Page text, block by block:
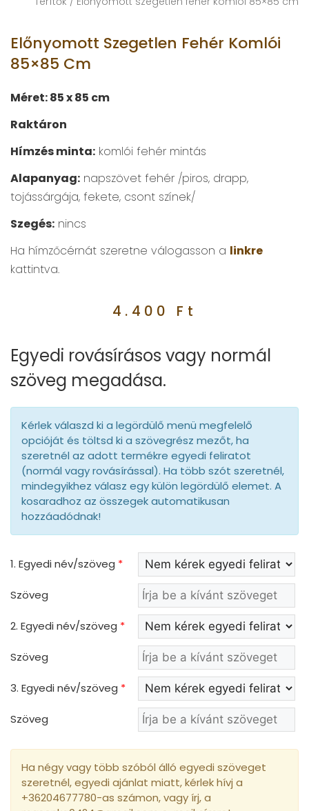
Előnyomott Szegetlen Fehér Komlói
85×85 Cm
Méret: 85 x 85 cm
Raktáron
Hímzés minta: komlói fehér mintás
Alapanyag: napszövet fehér /piros, drapp,
tojássárgája, fekete, csont színek/
Szegés: nincs
Ha hímzőcérnát szeretne válogasson a linkre
kattintva.
4.400 Ft
Egyedi rovásírásos vagy normál
szöveg megadása.
Kérlek válaszd ki a legördülő menü megfelelő
opcióját és töltsd ki a szövegrész mezőt, ha
szeretnél az adott termékre egyedi feliratot
(normál vagy rovásírással). Ha több szót szeretnél,
mindegyikhez válasz egy külön legördülő elemet. A
kosaradhoz az összegek automatikusan
hozzáadódnak!
1. Egyedi név/szöveg *
Szöveg
2. Egyedi név/szöveg *
Szöveg
3. Egyedi név/szöveg *
Szöveg
Ha négy vagy több szóból álló egyedi szöveget
szeretnél, egyedi ajánlat miatt, kérlek hívj a
+36204677780-as számon, vagy írj, a